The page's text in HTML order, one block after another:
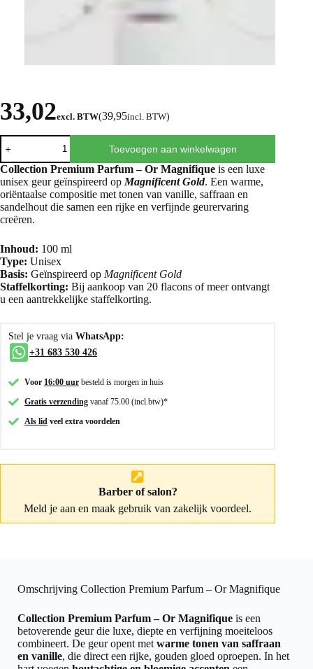
33,02excl. BTW(39,95incl. BTW)
Toevoegen aan winkelwagen
Collection Premium Parfum – Or Magnifique is een luxe
unisex geur geïnspireerd op Magnificent Gold. Een warme,
oriëntaalse compositie met tonen van vanille, saffraan en
sandelhout die samen een rijke en verfijnde geurervaring
creëren.
Inhoud: 100 ml
Type: Unisex
Basis: Geïnspireerd op Magnificent Gold
Staffelkorting: Bij aankoop van 20 flacons of meer ontvangt
u een aantrekkelijke staffelkorting.
Stel je vraag via WhatsApp:
+31 683 530 426
Voor 16:00 uur besteld is morgen in huis
Gratis verzending vanaf 75.00 (incl.btw)*
Als lid veel extra voordelen
Barber of salon?
Meld je aan en maak gebruik van zakelijk voordeel.
Omschrijving Collection Premium Parfum – Or Magnifique
Collection Premium Parfum – Or Magnifique is een
betoverende geur die luxe, diepte en verfijning moeiteloos
combineert. De geur opent met warme tonen van saffraan
en vanille, die direct een rijke, gouden gloed oproepen. In het